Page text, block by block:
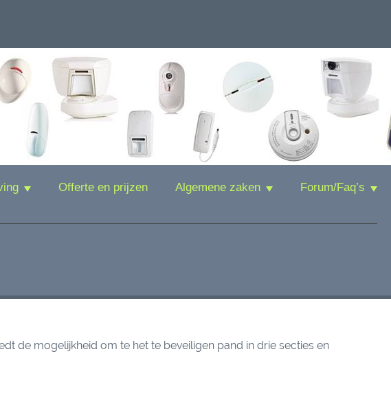
de mogelijkheid om te het te beveiligen pand in drie secties en
Offerte en prijzen Algemene zaken Forum/Faq’s